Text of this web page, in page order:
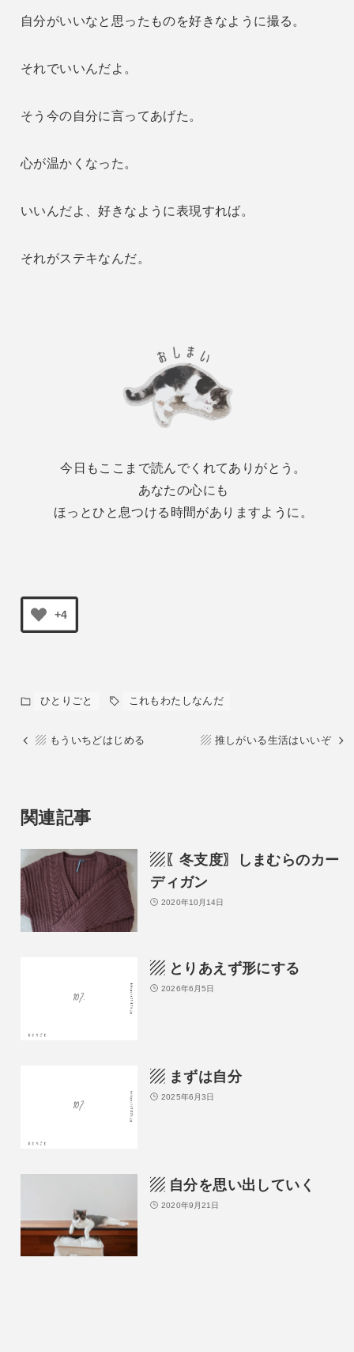
自分がいいなと思ったものを好きなように撮る。
それでいいんだよ。
そう今の自分に言ってあげた。
心が温かくなった。
いいんだよ、好きなように表現すれば。
それがステキなんだ。
今日もここまで読んでくれてありがとう。
あなたの心にも
ほっとひと息つける時間がありますように。
+4
ひとりごと これもわたしなんだ
▨ もういちどはじめる ▨ 推しがいる生活はいいぞ
関連記事
▨〖冬支度〗しまむらのカー
ディガン
2020年10月14日
▨ とりあえず形にする
2026年6月5日
▨ まずは自分
2025年6月3日
▨ 自分を思い出していく
2020年9月21日